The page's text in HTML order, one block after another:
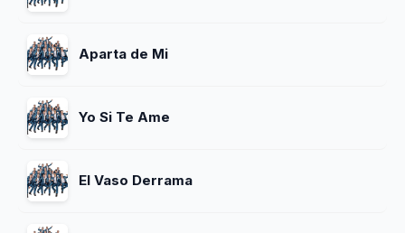
Aparta de Mi
Yo Si Te Ame
El Vaso Derrama